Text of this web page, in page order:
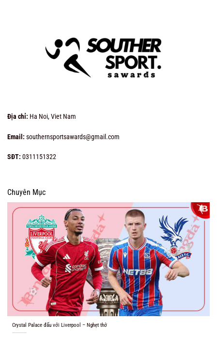
Địa chỉ: Ha Noi, Viet Nam
Email: southernsportsawards@gmail.com
SĐT: 0311151322
Chuyên Mục
Crystal Palace đấu với Liverpool – Nghẹt thở